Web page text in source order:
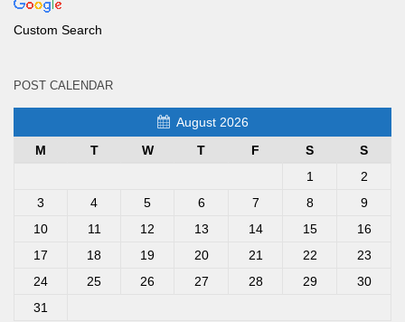
Custom Search
POST CALENDAR
August 2026
M
T W T F S
S
1
2
3
4 5 6 7 8
9
10
11 12 13 14 15
16
17
18 19 20 21 22
23
24
25 26 27 28 29
30
31